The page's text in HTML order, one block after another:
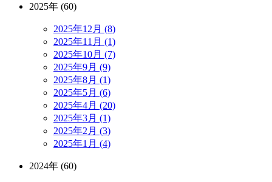
2025年 (60)
2025年12月 (8)
2025年11月 (1)
2025年10月 (7)
2025年9月 (9)
2025年8月 (1)
2025年5月 (6)
2025年4月 (20)
2025年3月 (1)
2025年2月 (3)
2025年1月 (4)
2024年 (60)